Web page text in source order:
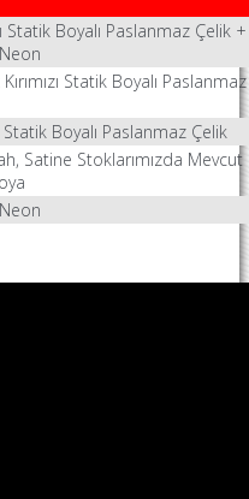
Statik Boyalı Paslanmaz Çelik +
Neon
Statik Boyalı Paslanmaz
Statik Boyalı Paslanmaz Çelik
Satine Stoklarımızda Mevcut
Neon